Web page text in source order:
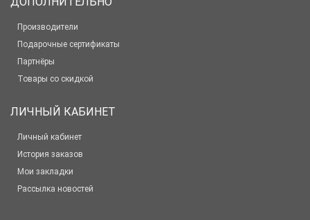
Производители
Подарочные сертификаты
Партнёры
Товары со скидкой
ЛИЧНЫЙ КАБИНЕТ
Личный кабинет
История заказов
Мои закладки
Рассылка новостей